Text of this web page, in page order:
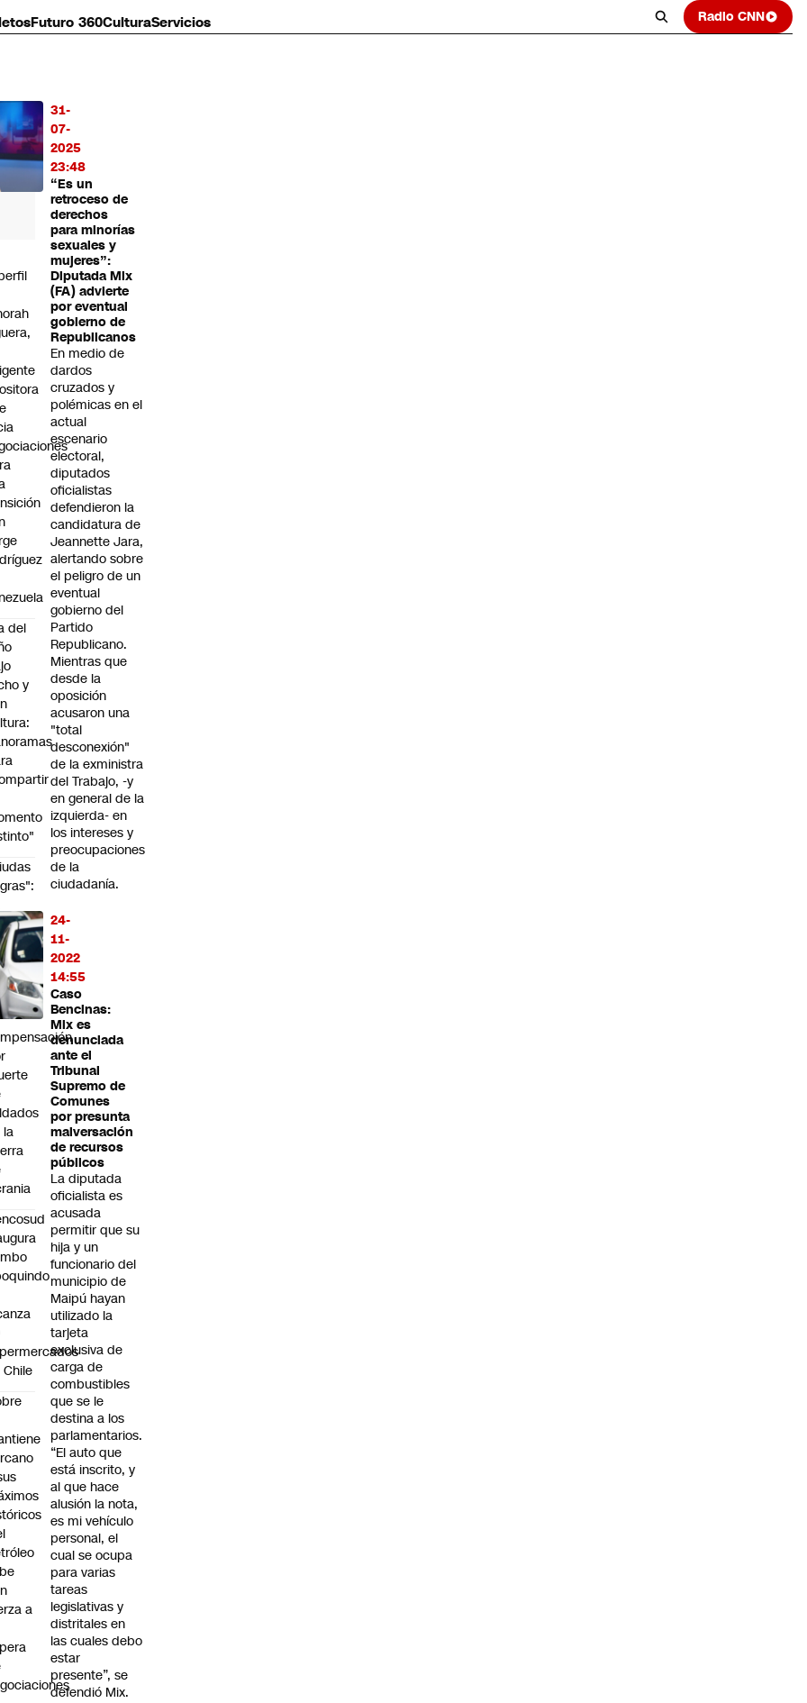
Futuro 360CulturaServicios Radio CNN
31-
07-
2025
23:48
“Es un
retroceso de
derechos
para minorías
sexuales y
mujeres”:
Diputada Mix
(FA) advierte
por eventual
gobierno de
Republicanos
En medio de
dardos
cruzados y
polémicas en el
actual
escenario
electoral,
diputados
oficialistas
defendieron la
candidatura de
Jeannette Jara,
alertando sobre
el peligro de un
eventual
gobierno del
Partido
Republicano.
Mientras que
desde la
oposición
acusaron una
"total
desconexión"
de la exministra
del Trabajo, -y
en general de la
izquierda- en
los intereses y
preocupaciones
de la
ciudadanía.
24-
11-
2022
14:55
Caso
Bencinas:
Mix es
denunciada
ante el
Tribunal
Supremo de
Comunes
por presunta
malversación
de recursos
públicos
La diputada
oficialista es
acusada
permitir que su
hija y un
funcionario del
municipio de
Maipú hayan
utilizado la
tarjeta
exclusiva de
carga de
combustibles
que se le
destina a los
parlamentarios.
“El auto que
está inscrito, y
al que hace
alusión la nota,
es mi vehículo
personal, el
cual se ocupa
para varias
tareas
legislativas y
distritales en
las cuales debo
estar
presente”, se
defendió Mix.
del
y
la
Chile
a